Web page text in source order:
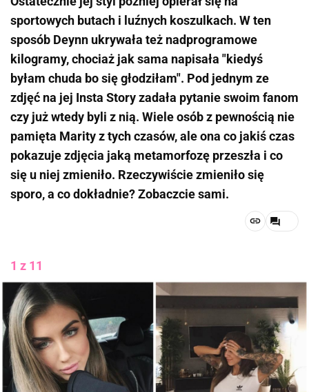
sportowych butach i luźnych koszulkach. W ten
sposób Deynn ukrywała też nadprogramowe
kilogramy, chociaż jak sama napisała "kiedyś
byłam chuda bo się głodziłam". Pod jednym ze
zdjęć na jej Insta Story zadała pytanie swoim fanom
czy już wtedy byli z nią. Wiele osób z pewnością nie
pamięta Marity z tych czasów, ale ona co jakiś czas
pokazuje zdjęcia jaką metamorfozę przeszła i co
się u niej zmieniło. Rzeczywiście zmieniło się
sporo, a co dokładnie? Zobaczcie sami.
1 z 11